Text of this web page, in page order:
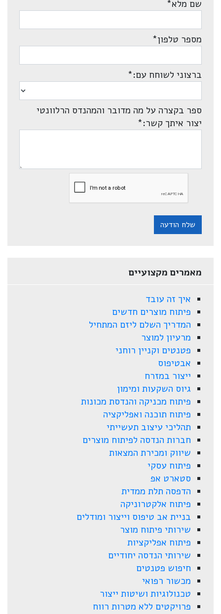
שם מלא*
מספר טלפון*
ברצוני לשוחח עם:*
ספר בקצרה על מה מדובר והמהנדס הרלוונטי
יצור איתך קשר:*
שלח הודעה
מאמרים מקצועיים
איך זה עובד
פיתוח מוצרים חדשים
המדריך השלם ליזם המתחיל
מרעיון למוצר
פטנטים וקניין רוחני
אבטיפוס
ייצור במזרח
גיוס השקעות ומימון
פיתוח מכניקה והנדסת מכונות
פיתוח תוכנה ואפליקציה
תהליכי עיצוב תעשייתי
חברות הנדסה לפיתוח מוצרים
שיווק ומכירת המצאות
פיתוח עסקי
סטארט אפ
הדפסה תלת ממדית
פיתוח אלקטרוניקה
בניית אב טיפוס וייצור ומודלים
שירותי פיתוח מוצר
פיתוח אפליקציות
שירותי הנדסה יחודיים
חיפוש פטנטים
מכשור רפואי
טכנולוגיות ושיטות ייצור
פרויקטים ללא מטרות רווח